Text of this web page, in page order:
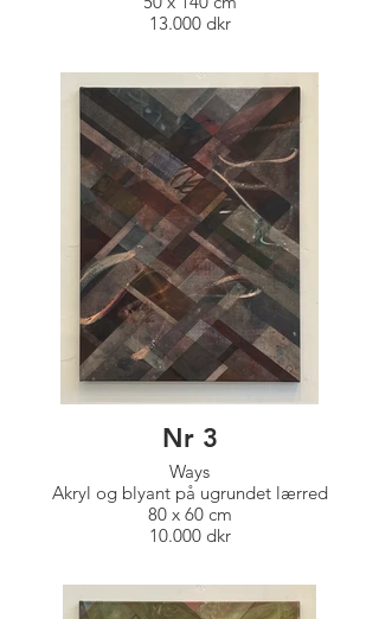
13.000 dkr
Nr 3
Ways
Akryl og blyant på ugrundet lærred
80 x 60 cm
10.000 dkr